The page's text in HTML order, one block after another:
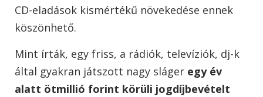
CD-eladások kismértékű növekedése ennek
köszönhető.
Mint írták, egy friss, a rádiók, televíziók, dj-k
által gyakran játszott nagy sláger egy év
alatt ötmillió forint körüli jogdíjbevételt